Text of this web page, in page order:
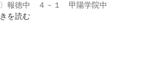
報徳中 ４－１ 甲陽学院中
を読む